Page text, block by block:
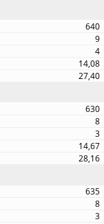
640
9
4
14,08
27,40
630
8
3
14,67
28,16
635
8
3